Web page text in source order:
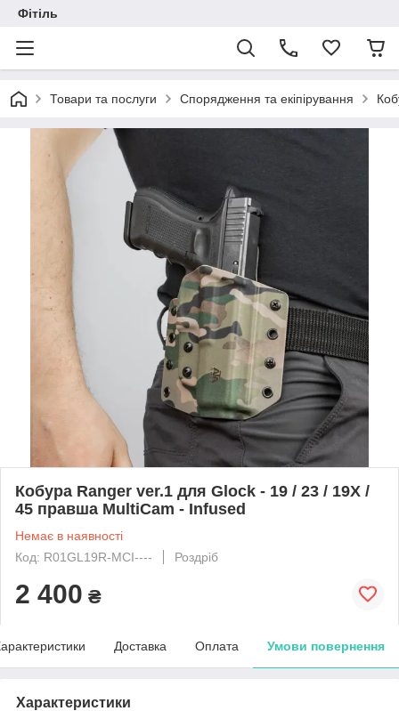
Фітіль
Товари та послуги Спорядження та екіпірування
Кобура Ranger ver.1 для Glock - 19 / 23 / 19X /
45 правша MultiCam - Infused
Немає в наявності
Код: R01GL19R-MCI----
Роздріб
2 400 ₴
Доставка Оплата Умови повернення
Характеристики